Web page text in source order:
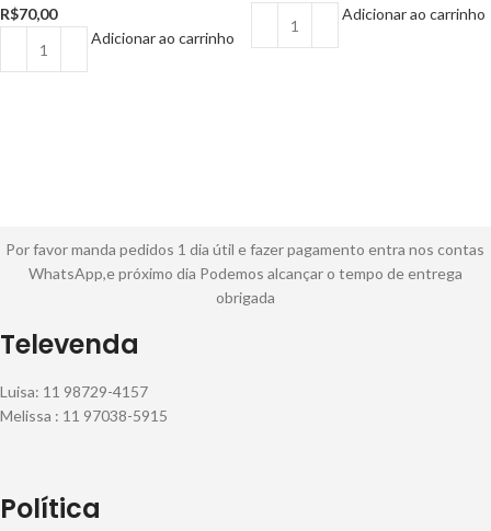
R$70,00
Adicionar ao carrinho
Adicionar ao carrinho
Por favor manda pedidos 1 dia útil e fazer pagamento entra nos contas
WhatsApp,e próximo dia Podemos alcançar o tempo de entrega
obrigada
Televenda
Luisa: 11 98729-4157
Melissa : 11 97038-5915
Política